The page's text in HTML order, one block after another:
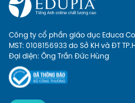
Công ty cổ phần giáo dục Educa
MST: 0108156933 do Sở KH và ĐT
Đại diện: Ông Trần Đức Hùng